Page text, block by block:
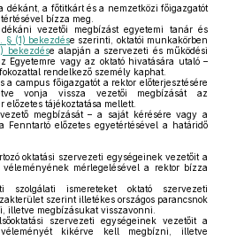
dékánt, a főtitkárt és a nemzetközi főigazgatót
bízza meg.
vezetői megbízást egyetemi tanár és
§ (1) bekezdése szerinti, oktatói munkakörben
bekezdése alapján a szervezeti és működési
Egyetemre vagy az oktató hivatására utaló –
rendelkező személy kaphat.
a campus főigazgatót a rektor előterjesztésére
vonja vissza vezetői megbízását az
tájékoztatása mellett.
megbízását – a saját kérésére vagy a
Fenntartó előzetes egyetértésével a határidő
oktatási szervezeti egységeinek vezetőit a
mérlegelésével a rektor bízza
szolgálati ismereteket oktató szervezeti
szerint illetékes országos parancsnok
illetve megbízásukat visszavonni.
szervezeti egységeinek vezetőit a
kikérve kell megbízni, illetve